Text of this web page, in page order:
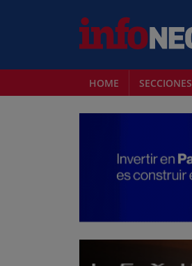
HOME SECCIONES